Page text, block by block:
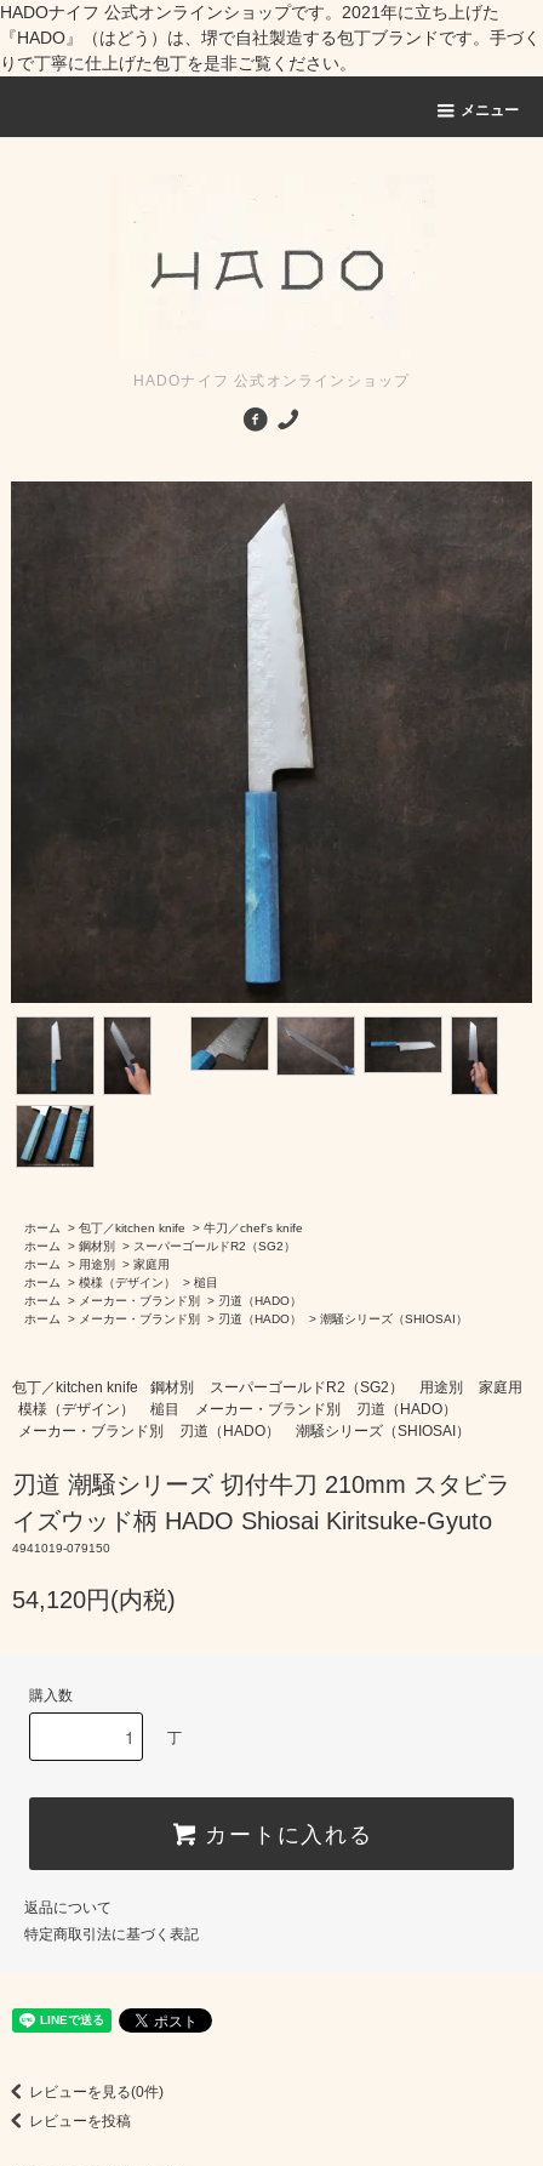
HADOナイフ 公式オンラインショップです。2021年に立ち上げた
『HADO』（はどう）は、堺で自社製造する包丁ブランドです。手づく
りで丁寧に仕上げた包丁を是非ご覧ください。
メニュー
HADOナイフ 公式オンラインショップ
ホーム > 包丁／kitchen knife > 牛刀／chef's knife
ホーム
> 鋼材別 > スーパーゴールドR2（SG2）
ホーム
> 用途別 > 家庭用
ホーム
> 模様（デザイン） > 槌目
ホーム
> メーカー・ブランド別 > 刃道（HADO）
ホーム
> メーカー・ブランド別 > 刃道（HADO） > 潮騒シリーズ（SHIOSAI）
包丁／kitchen knife 鋼材別 スーパーゴールドR2（SG2） 用途別
家庭用
模様（デザイン）
槌目 メーカー・ブランド別
刃道（HADO）
メーカー・ブランド別
刃道（HADO） 潮騒シリーズ（SHIOSAI）
刃道 潮騒シリーズ 切付牛刀 210mm スタビラ
イズウッド柄 HADO Shiosai Kiritsuke-Gyuto
4941019-079150
54,120円(内税)
購入数
丁
カートに入れる
返品について
特定商取引法に基づく表記
レビューを見る(0件)
レビューを投稿